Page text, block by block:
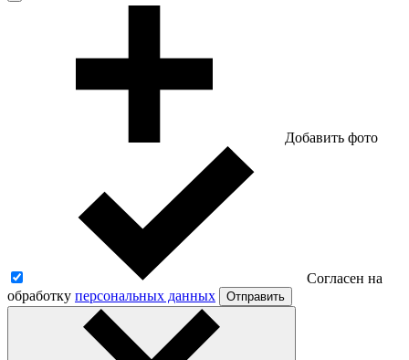
Добавить фото
Согласен на
обработку персональных данных Отправить